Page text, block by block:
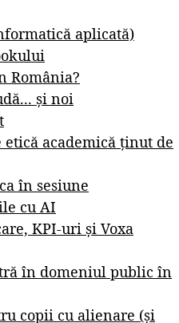
aplicată)
România?
și noi
etică academică ținut de
în sesiune
cu AI
KPI-uri și Voxa
în domeniul public în
copii cu alienare (și